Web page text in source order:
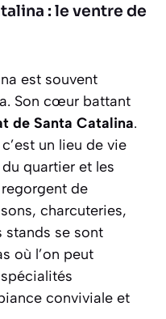
: le ventre de
est souvent
Son cœur battant
de Santa Catalina.
un lieu de vie
quartier et les
de
charcuteries,
stands se sont
où l’on peut
conviviale et